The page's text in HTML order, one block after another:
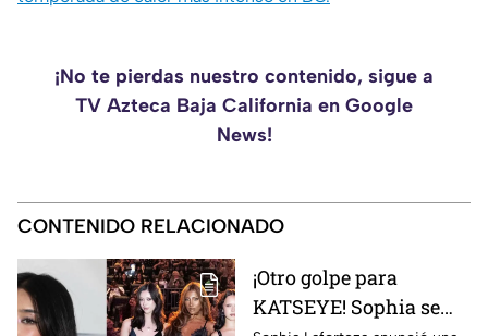
¡No te pierdas nuestro contenido, sigue a
TV Azteca Baja California en Google
News!
CONTENIDO RELACIONADO
¡Otro golpe para
KATSEYE! Sophia se